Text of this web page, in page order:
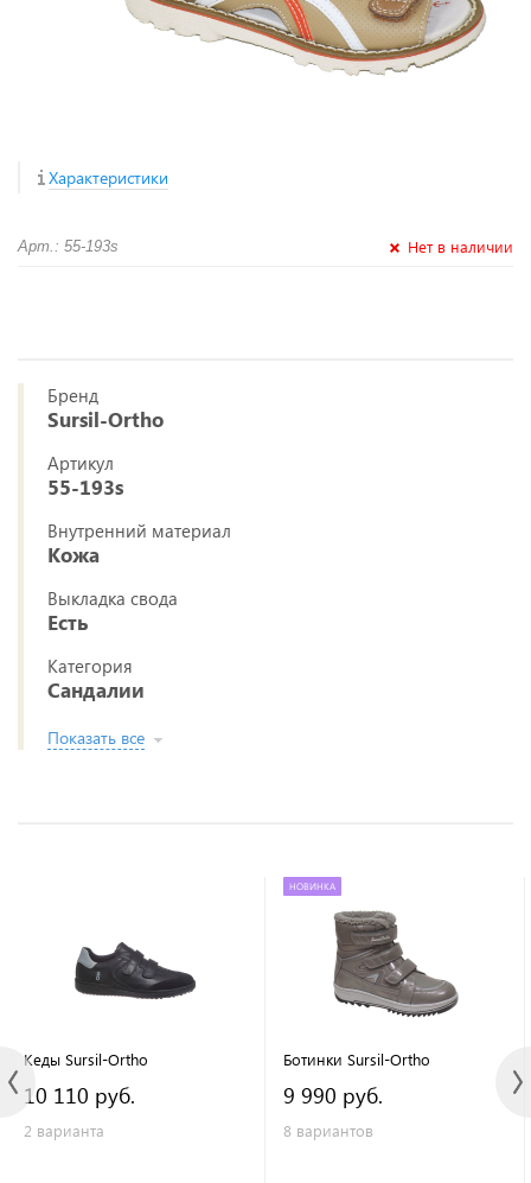
Характеристики
Арт.: 55-193s Нет в наличии
Бренд
Sursil-Ortho
Артикул
55-193s
Внутренний материал
Кожа
Выкладка свода
Есть
Категория
Сандалии
Показать все
Кеды Sursil-Ortho
10 110 руб.
2 варианта
НОВИНКА
Ботинки Sursil-Ortho
9 990 руб.
8 вариантов